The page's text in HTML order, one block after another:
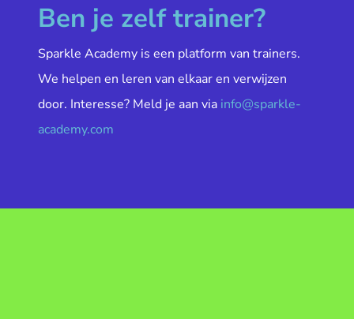
Ben je zelf trainer?
Sparkle Academy is een platform van trainers.
We helpen en leren van elkaar en verwijzen
door. Interesse? Meld je aan via info@sparkle-
academy.com